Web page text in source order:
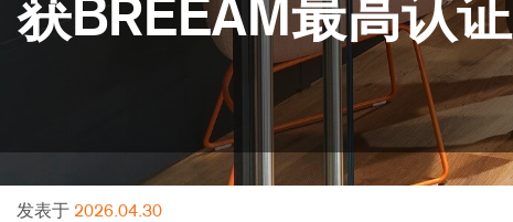
获BREEAM最高认证
发表于 2026.04.30